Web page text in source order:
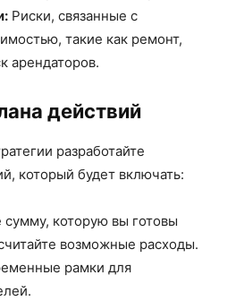
Риски, связанные с
такие как ремонт,
арендаторов.
действий
разработайте
который будет включать:
которую вы готовы
возможные расходы.
рамки для